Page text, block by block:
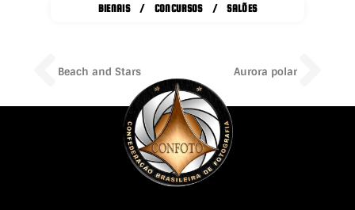
BIENAIS / CONCURSOS / SALÕES
Prev
Beach and Stars Aurora polar